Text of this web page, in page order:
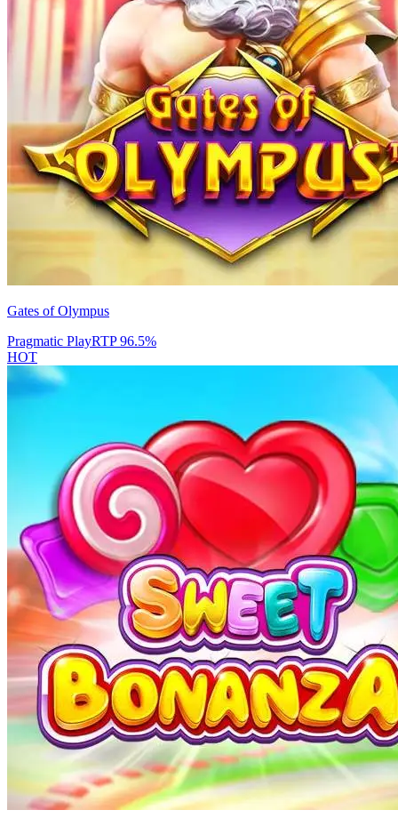
Gates of Olympus
Pragmatic PlayRTP96.5%
HOT